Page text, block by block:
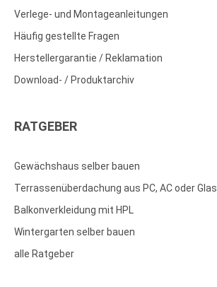
Verlege- und Montageanleitungen
Häufig gestellte Fragen
Herstellergarantie / Reklamation
Download- / Produktarchiv
RATGEBER
Gewächshaus selber bauen
Terrassenüberdachung aus PC, AC oder Glas
Balkonverkleidung mit HPL
Wintergarten selber bauen
alle Ratgeber